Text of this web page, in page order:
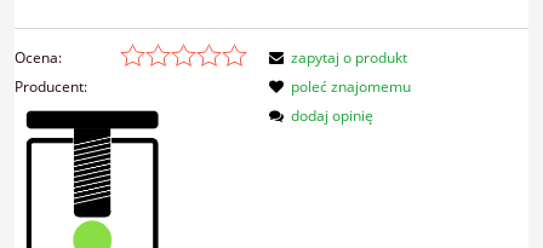
Ocena:
Producent:
zapytaj o produkt
poleć znajomemu
dodaj opinię